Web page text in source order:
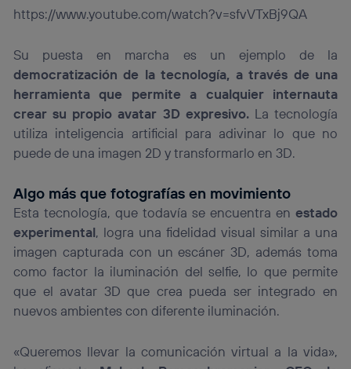
https://www.youtube.com/watch?v=sfvVTxBj9QA
Su puesta en marcha es un ejemplo de la
democratización de la tecnología, a través de una
herramienta que permite a cualquier internauta
crear su propio avatar 3D expresivo.La tecnología
utiliza inteligencia artificial para adivinar lo que no
puede de una imagen 2D y transformarlo en 3D.
Algo más que fotografías en movimiento
Esta tecnología, que todavía se encuentra en estado
experimental, logra una fidelidad visual similar a una
imagen capturada con un escáner 3D, además toma
como factor la iluminación del selfie, lo que permite
que el avatar 3D que crea pueda ser integrado en
nuevos ambientes con diferente iluminación.
«Queremos llevar la comunicación virtual a la vida»,